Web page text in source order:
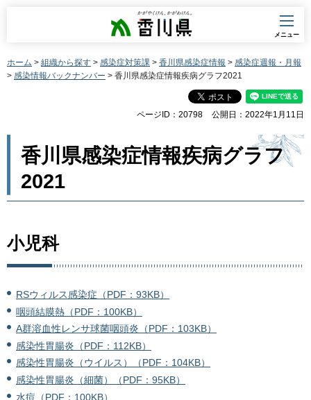
香川県
メニュー
ホーム > 組織から探す > 感染症対策課 > 香川県感染症情報 > 感染症週報・月報
> 感染情報バックナンバー > 香川県感染症情報疾病グラフ2021
ページID：20798 公開日：2022年1月11日
香川県感染症情報疾病グラフ
2021
小児科
RSウィルス感染症（PDF：93KB）
咽頭結膜熱（PDF：100KB）
A群溶血性レンサ球菌咽頭炎（PDF：103KB）
感染性胃腸炎（PDF：112KB）
感染性胃腸炎（ウイルス）（PDF：104KB）
感染性胃腸炎（細菌）（PDF：95KB）
水痘（PDF：100KB）